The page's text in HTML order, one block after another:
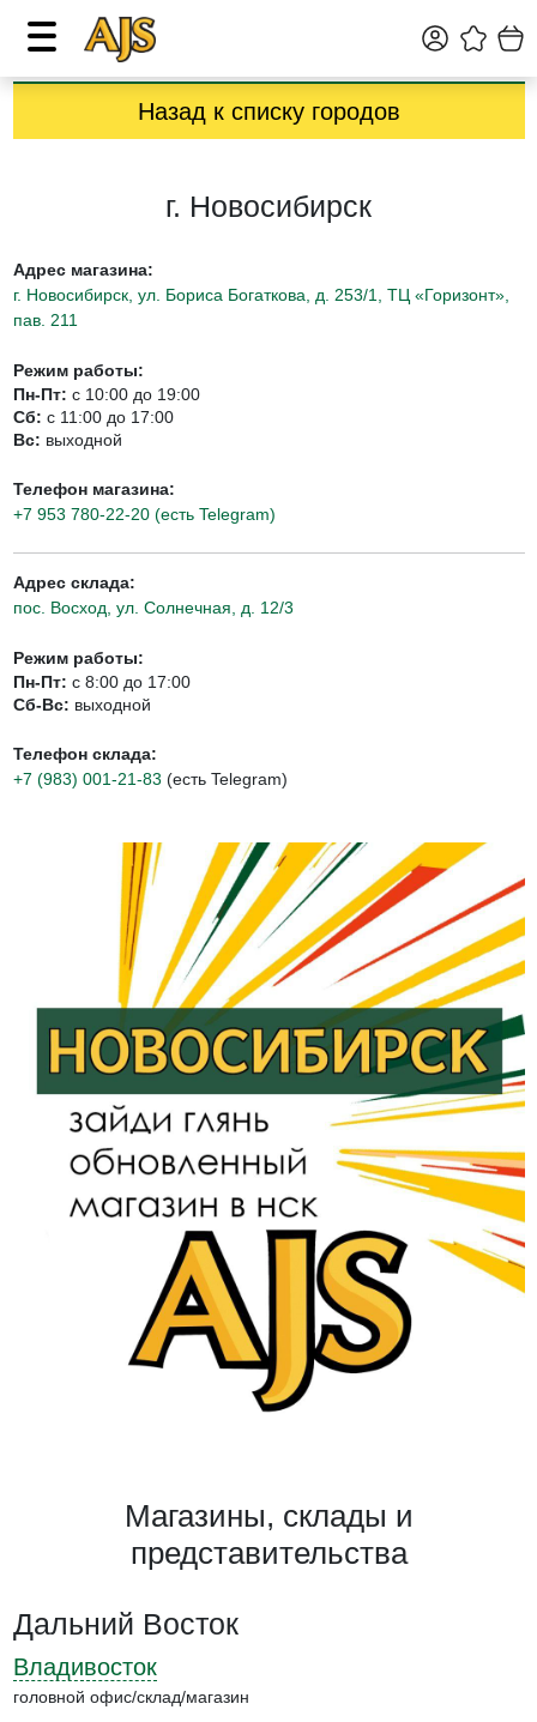
Назад к списку городов
Магазины, склады и
представительства
Дальний Восток
Владивосток
головной офис/склад/магазин
г. Новосибирск
Адрес магазина:
г. Новосибирск, ул. Бориса Богаткова, д. 253/1, ТЦ «Горизонт»,
пав. 211
Режим работы:
Пн-Пт: с 10:00 до 19:00
Сб: с 11:00 до 17:00
Вс: выходной
Телефон магазина:
+7 953 780-22-20 (есть Telegram)
Адрес склада:
пос. Восход, ул. Солнечная, д. 12/3
Режим работы:
Пн-Пт: с 8:00 до 17:00
Сб-Вс: выходной
Телефон склада:
+7 (983) 001-21-83 (есть Telegram)